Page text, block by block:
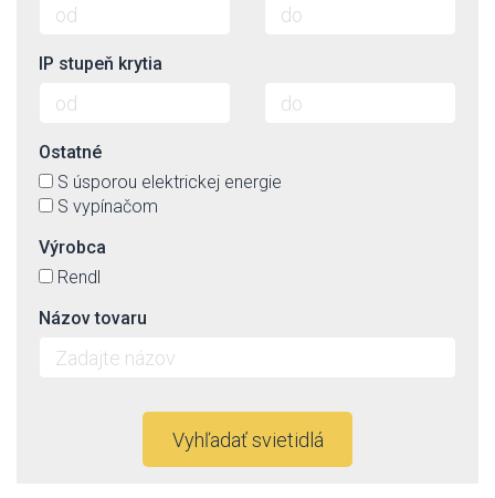
IP stupeň krytia
Ostatné
S úsporou elektrickej energie
S vypínačom
Výrobca
Rendl
Názov tovaru
Vyhľadať svietidlá